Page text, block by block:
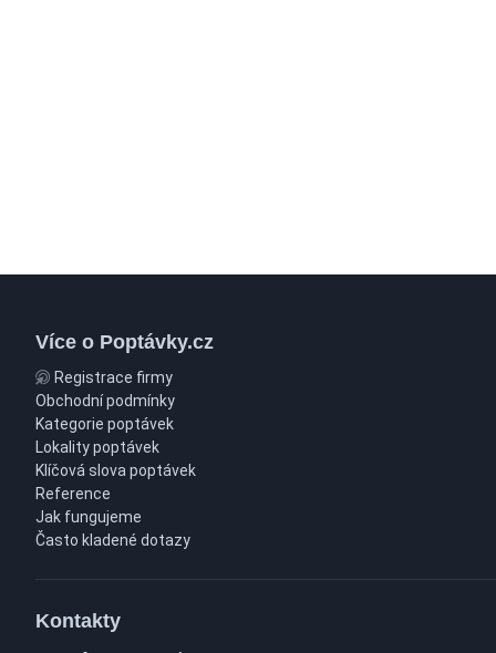
Více o Poptávky.cz
Registrace firmy
Obchodní podmínky
Kategorie poptávek
Lokality poptávek
Klíčová slova poptávek
Reference
Jak fungujeme
Často kladené dotazy
Kontakty